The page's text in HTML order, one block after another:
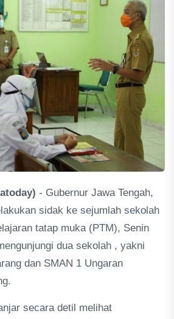
- Gubernur Jawa Tengah,
sidak ke sejumlah sekolah
tatap muka (PTM), Senin
dua sekolah , yakni
dan SMAN 1 Ungaran
secara detil melihat